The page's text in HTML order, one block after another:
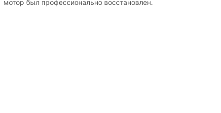
мотор был профессионально восстановлен.